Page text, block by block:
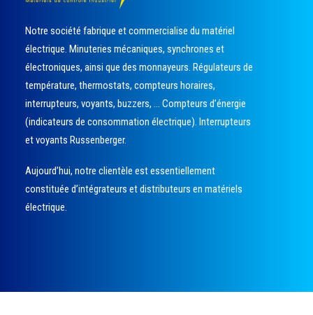
Notre société fabrique et commercialise du matériel
électrique. Minuteries mécaniques, synchrones et
électroniques, ainsi que des monnayeurs. Régulateurs de
température, thermostats, compteurs horaires,
interrupteurs, voyants, buzzers, … Compteurs d’énergie
(indicateurs de consommation électrique). Interrupteurs
et voyants Russenberger.
Aujourd’hui, notre clientèle est essentiellement
constituée d’intégrateurs et distributeurs en matériels
électrique.